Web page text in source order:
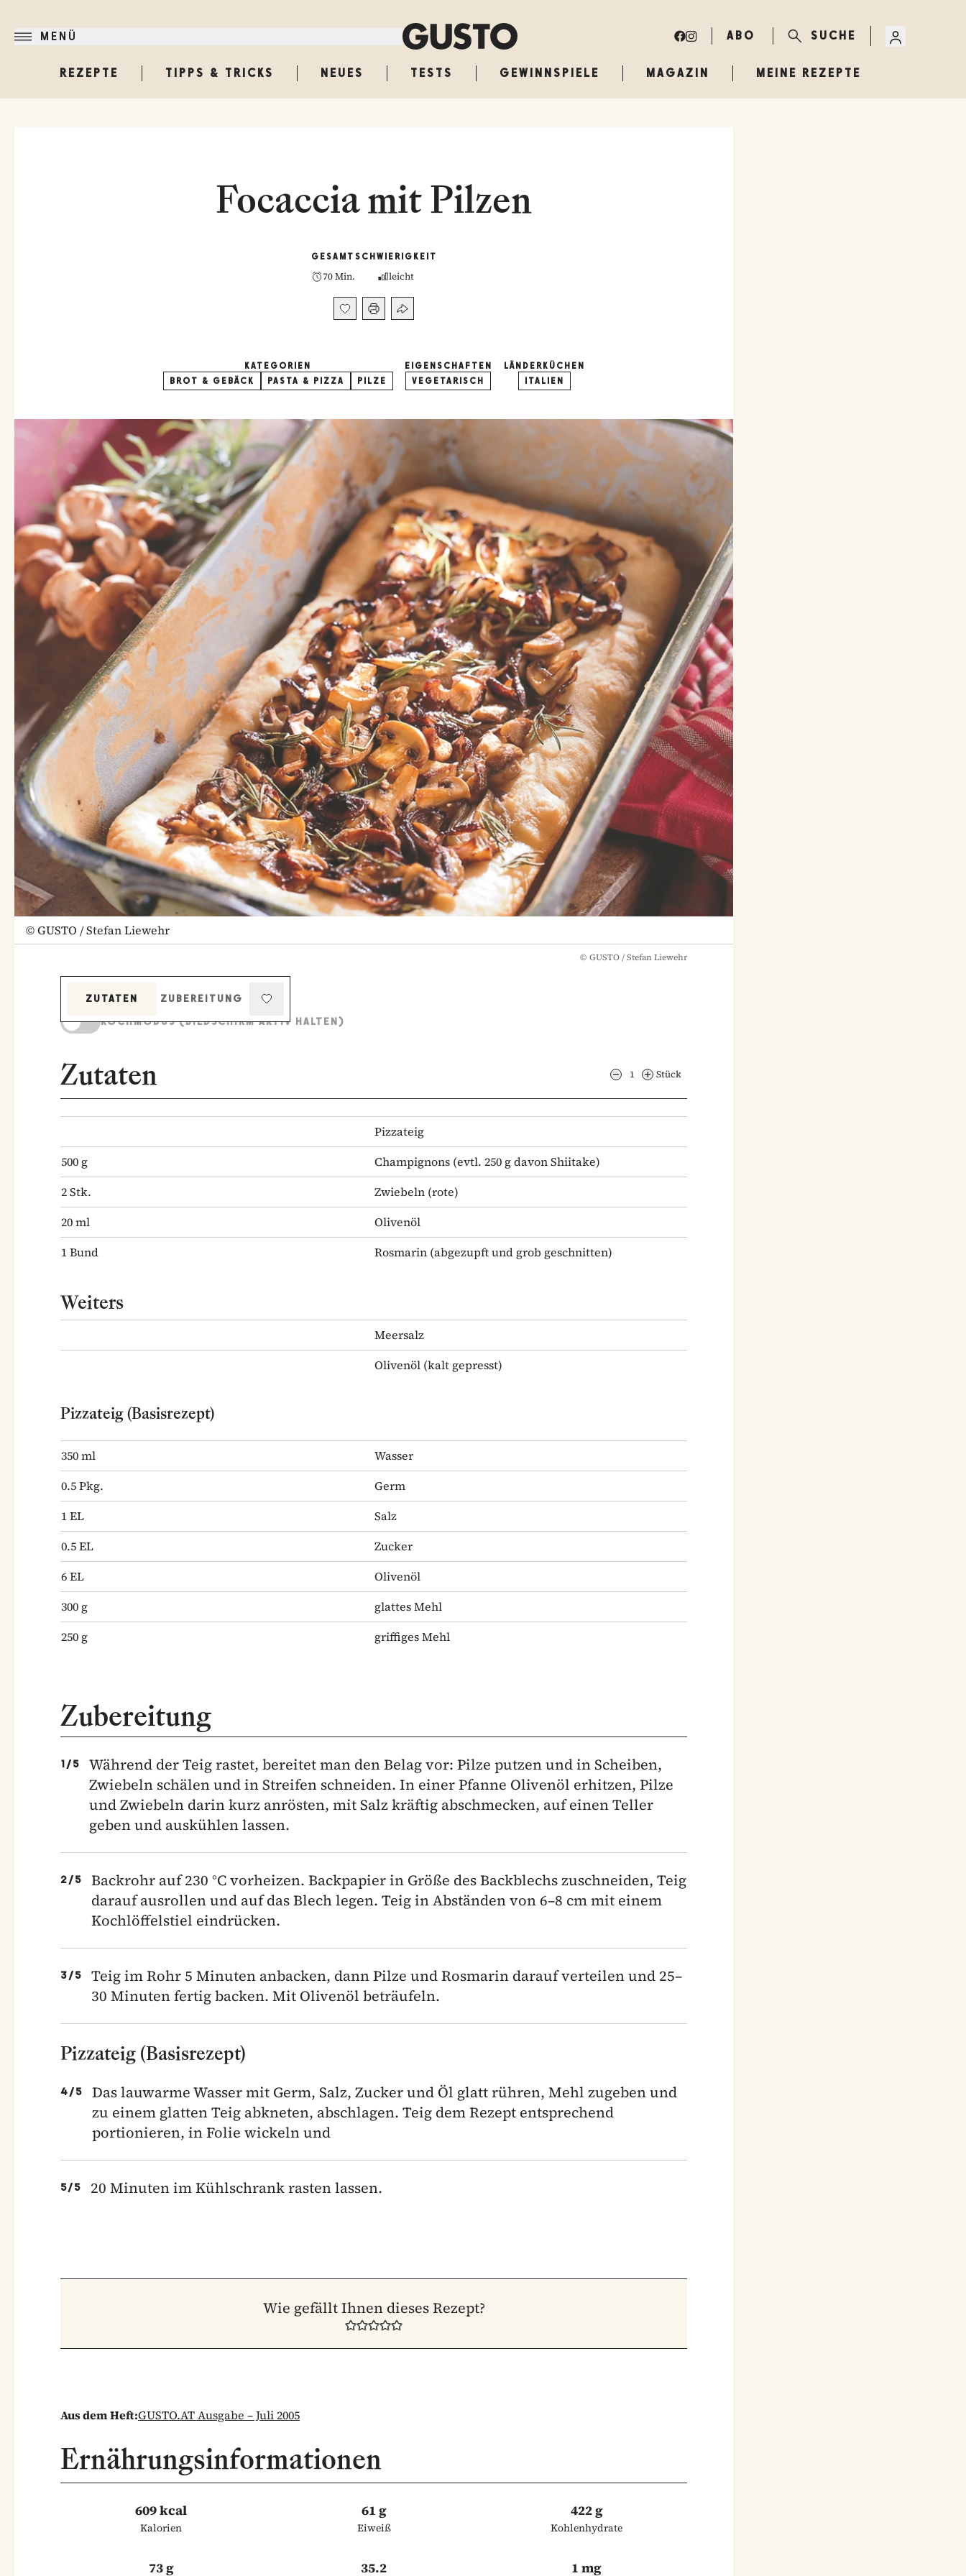
MENÜ ABO SUCHE
REZEPTE TIPPS & TRICKS NEUES TESTS GEWINNSPIELE MAGAZIN MEINE REZEPTE
Focaccia mit Pilzen
GESAMT
70 Min.
SCHWIERIGKEIT
leicht
KATEGORIEN
BROT & GEBÄCK
PASTA & PIZZA PILZE
EIGENSCHAFTEN
VEGETARISCH
LÄNDERKÜCHEN
ITALIEN
©GUSTO / Stefan Liewehr
© GUSTO / Stefan Liewehr
ZUTATEN
ZUBEREITUNG
KOCHMODUS (BILDSCHIRM AKTIV HALTEN)
Zutaten 1 Stück
Pizzateig
500 g Champignons (evtl. 250 g davon Shiitake)
2Stk. Zwiebeln (rote)
20ml
Olivenöl
1Bund Rosmarin (abgezupft und grob geschnitten)
Weiters
Meersalz
Olivenöl (kalt gepresst)
Pizzateig (Basisrezept)
350ml
Wasser
0.5Pkg.
Germ
1EL
Salz
0.5EL
Zucker
6EL
Olivenöl
300 g
glattes Mehl
250 g griffiges Mehl
Zubereitung
1/5
Während der Teig rastet, bereitet man den Belag vor: Pilze putzen und in Scheiben,
Zwiebeln schälen und in Streifen schneiden. In einer Pfanne Olivenöl erhitzen, Pilze
und Zwiebeln darin kurz anrösten, mit Salz kräftig abschmecken, auf einen Teller
geben und auskühlen lassen.
2/5
Backrohr auf 230 °C vorheizen. Backpapier in Größe des Backblechs zuschneiden, Teig
darauf ausrollen und auf das Blech legen. Teig in Abständen von 6–8 cm mit einem
Kochlöffelstiel eindrücken.
3/5
Teig im Rohr 5 Minuten anbacken, dann Pilze und Rosmarin darauf verteilen und 25–
30 Minuten fertig backen. Mit Olivenöl beträufeln.
Pizzateig (Basisrezept)
4/5
Das lauwarme Wasser mit Germ, Salz, Zucker und Öl glatt rühren, Mehl zugeben und
zu einem glatten Teig abkneten, abschlagen. Teig dem Rezept entsprechend
portionieren, in Folie wickeln und
5/5 20 Minuten im Kühlschrank rasten lassen.
Wie gefällt Ihnen dieses Rezept?
Aus dem Heft:GUSTO.AT Ausgabe – Juli 2005
Ernährungsinformationen
609 kcal
Kalorien
61 g
Eiweiß
422 g
Kohlenhydrate
73 g 35.2 1 mg